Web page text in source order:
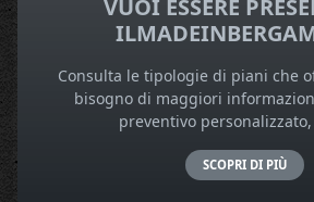
VUOI ESSERE
Consulta le tipologie di piani che
bisogno di maggiori
preventivo
SCOPRI DI PIÙ